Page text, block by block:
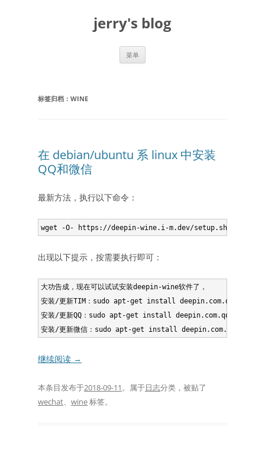
jerry's blog
菜单
标签归档： WINE
在 debian/ubuntu 系 linux 中安装
QQ和微信
最新方法，执行以下命令：
出现以下提示，按需要执行即可：
大功告成，现在可以试试安装deepin-wine软件了，
安装/更新TIM：sudo apt-get install deepin.com.qq.office
安装/更新QQ：sudo apt-get install deepin.com.qq.im
继续阅读 →
本条目发布于2018-09-11。属于日志分类，被贴了
wechat、 wine标签。